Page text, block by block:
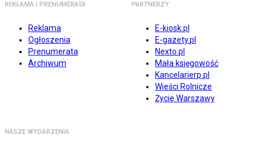
REKLAMA I PRENUMERATA
Reklama
Ogłoszenia
Prenumerata
Archiwum
PARTNERZY
E-kiosk.pl
E-gazety.pl
Nexto.pl
Mała księgowość
Kancelarierp.pl
Wieści Rolnicze
Życie Warszawy
NASZE WYDARZENIA